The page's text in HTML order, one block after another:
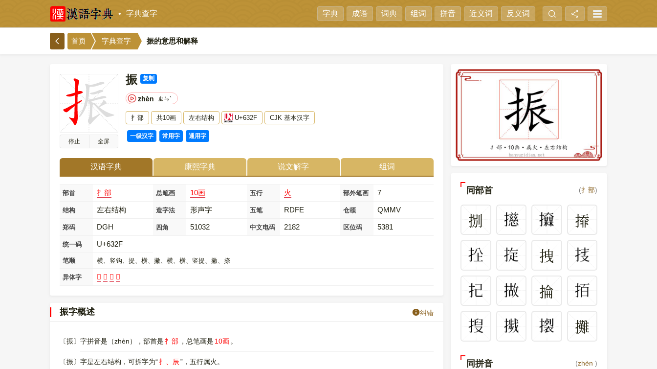
字典查字 字典 成语 词典 组词 拼音 近义词 反义词
首页 字典查字 振的意思和解释
停止 全屏
振 复制
zhèn ㄓㄣˋ
扌部 共10画 左右结构 U+632F CJK 基本汉字
一级汉字 常用字 通用字
汉语字典 康熙字典 说文解字 组词
部首 扌部 总笔画 10画 五行 火 部外笔画 7
结构 左右结构 造字法 形声字 五笔 RDFE 仓颉 QMMV
郑码 DGH 四角 51032 中文电码 2182 区位码 5381
统一码 U+632F
笔顺 横、竖钩、提、横、撇、横、横、竖提、撇、捺
异体字 𢈫 𤚨 𤚾 𤚿
振字概述 纠错
〔振〕字拼音是（zhèn），部首是扌部 ，总笔画是 10画 。
〔振〕字是左右结构，可拆字为“扌、辰”，五行属火。
同部首 (扌部)
捌
㩑
拽
掄
攤
同拼音 (zhèn )